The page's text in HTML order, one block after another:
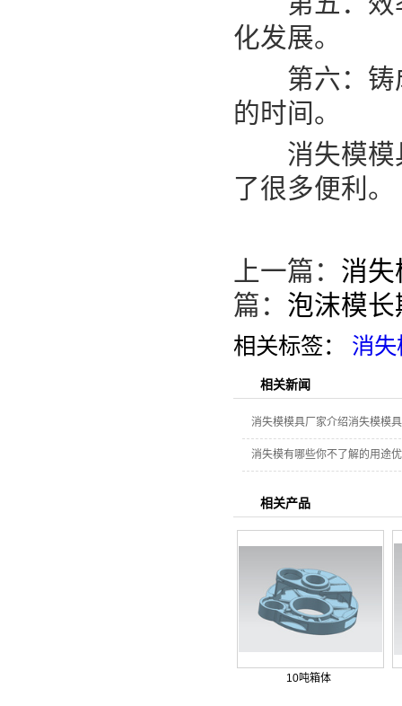
化发展。
第六：铸成
的时间。
消失模模具
了很多便利。
上一篇： 消
篇： 泡沫模
相关标签： 消
相关新闻
消失模模具厂家介绍消失模模
消失模有哪些你不了解的用途
相关产品
10吨箱体